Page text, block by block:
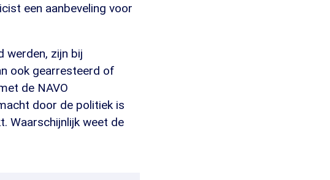
een aanbeveling voor
werden, zijn bij
ook gearresteerd of
de NAVO
door de politiek is
Waarschijnlijk weet de